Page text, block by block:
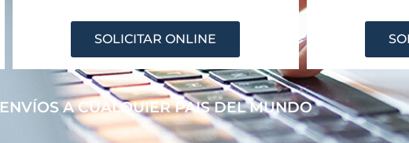
SOLICITAR ONLINE
ENVÍOS A CUALQUIER PAIS DEL MUNDO